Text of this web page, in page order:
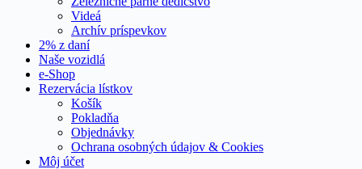
Videá
Archív príspevkov
2% z daní
Naše vozidlá
e-Shop
Rezervácia lístkov
Košík
Pokladňa
Objednávky
Ochrana osobných údajov & Cookies
Môj účet